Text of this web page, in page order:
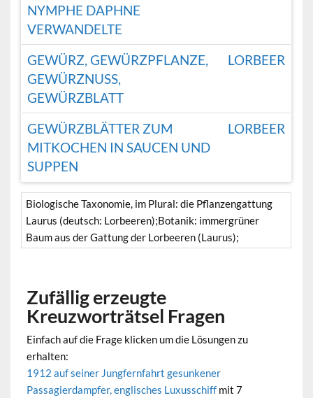
NYMPHE DAPHNE
VERWANDELTE
GEWÜRZ, GEWÜRZPFLANZE,
GEWÜRZNUSS,
GEWÜRZBLATT
LORBEER
GEWÜRZBLÄTTER ZUM
MITKOCHEN IN SAUCEN UND
SUPPEN
LORBEER
Biologische Taxonomie, im Plural: die Pflanzengattung
Laurus (deutsch: Lorbeeren);Botanik: immergrüner
Baum aus der Gattung der Lorbeeren (Laurus);
Zufällig erzeugte
Kreuzworträtsel Fragen
Einfach auf die Frage klicken um die Lösungen zu
erhalten:
1912 auf seiner Jungfernfahrt gesunkener
Passagierdampfer, englisches Luxusschiff mit 7